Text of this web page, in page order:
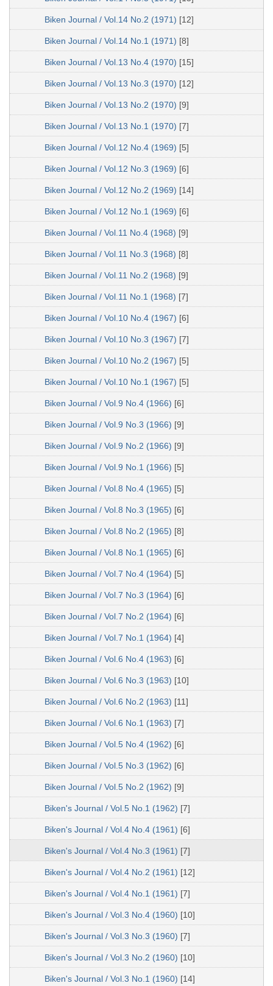
Biken Journal / Vol.14 No.2 (1971) [12]
Biken Journal / Vol.14 No.1 (1971) [8]
Biken Journal / Vol.13 No.4 (1970) [15]
Biken Journal / Vol.13 No.3 (1970) [12]
Biken Journal / Vol.13 No.2 (1970) [9]
Biken Journal / Vol.13 No.1 (1970) [7]
Biken Journal / Vol.12 No.4 (1969) [5]
Biken Journal / Vol.12 No.3 (1969) [6]
Biken Journal / Vol.12 No.2 (1969) [14]
Biken Journal / Vol.12 No.1 (1969) [6]
Biken Journal / Vol.11 No.4 (1968) [9]
Biken Journal / Vol.11 No.3 (1968) [8]
Biken Journal / Vol.11 No.2 (1968) [9]
Biken Journal / Vol.11 No.1 (1968) [7]
Biken Journal / Vol.10 No.4 (1967) [6]
Biken Journal / Vol.10 No.3 (1967) [7]
Biken Journal / Vol.10 No.2 (1967) [5]
Biken Journal / Vol.10 No.1 (1967) [5]
Biken Journal / Vol.9 No.4 (1966) [6]
Biken Journal / Vol.9 No.3 (1966) [9]
Biken Journal / Vol.9 No.2 (1966) [9]
Biken Journal / Vol.9 No.1 (1966) [5]
Biken Journal / Vol.8 No.4 (1965) [5]
Biken Journal / Vol.8 No.3 (1965) [6]
Biken Journal / Vol.8 No.2 (1965) [8]
Biken Journal / Vol.8 No.1 (1965) [6]
Biken Journal / Vol.7 No.4 (1964) [5]
Biken Journal / Vol.7 No.3 (1964) [6]
Biken Journal / Vol.7 No.2 (1964) [6]
Biken Journal / Vol.7 No.1 (1964) [4]
Biken Journal / Vol.6 No.4 (1963) [6]
Biken Journal / Vol.6 No.3 (1963) [10]
Biken Journal / Vol.6 No.2 (1963) [11]
Biken Journal / Vol.6 No.1 (1963) [7]
Biken Journal / Vol.5 No.4 (1962) [6]
Biken Journal / Vol.5 No.3 (1962) [6]
Biken Journal / Vol.5 No.2 (1962) [9]
Biken's Journal / Vol.5 No.1 (1962) [7]
Biken's Journal / Vol.4 No.4 (1961) [6]
Biken's Journal / Vol.4 No.3 (1961) [7]
Biken's Journal / Vol.4 No.2 (1961) [12]
Biken's Journal / Vol.4 No.1 (1961) [7]
Biken's Journal / Vol.3 No.4 (1960) [10]
Biken's Journal / Vol.3 No.3 (1960) [7]
Biken's Journal / Vol.3 No.2 (1960) [10]
Biken's Journal / Vol.3 No.1 (1960) [14]